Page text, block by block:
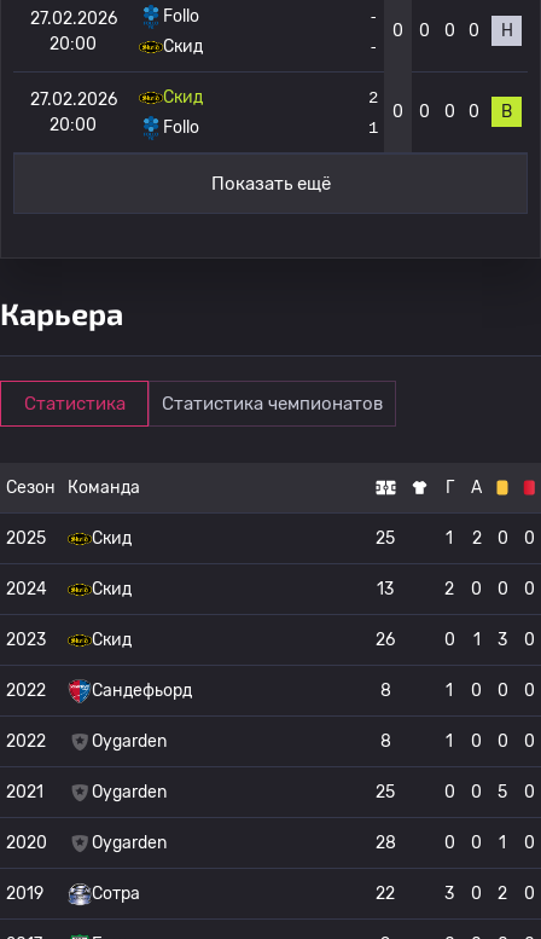
27.02.2026
20:00
Follo
Скид
-
-
0 0 0 0 Н
27.02.2026
20:00
Скид
Follo
2
1
0 0 0 0 В
Показать ещё
Карьера
Статистика Статистика чемпионатов
Сезон Команда Г А
2025 Скид 25 1 2 0 0
2024 Скид 13 2 0 0 0
2023 Скид 26 0 1 3 0
2022 Сандефьорд 8 1 0 0 0
2022 Oygarden 8 1 0 0 0
2021 Oygarden 25 0 0 5 0
2020 Oygarden 28 0 0 1 0
2019 Сотра 22 3 0 2 0